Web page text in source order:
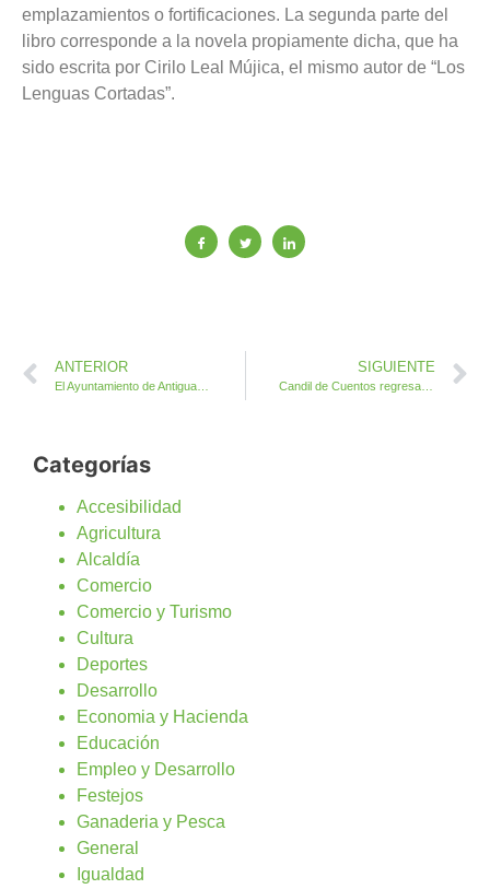
emplazamientos o fortificaciones. La segunda parte del
libro corresponde a la novela propiamente dicha, que ha
sido escrita por Cirilo Leal Mújica, el mismo autor de “Los
Lenguas Cortadas”.
ANTERIOR SIGUIENTE
Candil de Cuentos regresa este viernes a la Biblioteca de Antigua con la narradora Vicky Dos Santos
Categorías
Accesibilidad
Agricultura
Alcaldía
Comercio
Comercio y Turismo
Cultura
Deportes
Desarrollo
Economia y Hacienda
Educación
Empleo y Desarrollo
Festejos
Ganaderia y Pesca
General
Igualdad